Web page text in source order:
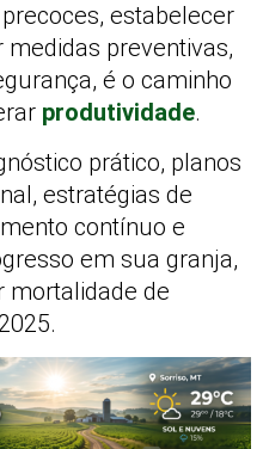
estabelecer
medidas preventivas,
é o caminho
produtividade.
prático, planos
estratégias de
contínuo e
em sua granja,
mortalidade de